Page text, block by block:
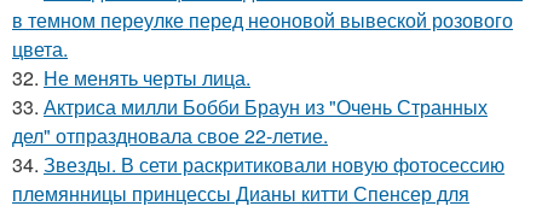
в темном переулке перед неоновой вывеской розового
цвета.
32. Не менять черты лица.
33. Актриса милли Бобби Браун из "Очень Странных
дел" отпраздновала свое 22-летие.
34. Звезды. В сети раскритиковали новую фотосессию
племянницы принцессы Дианы китти Спенсер для